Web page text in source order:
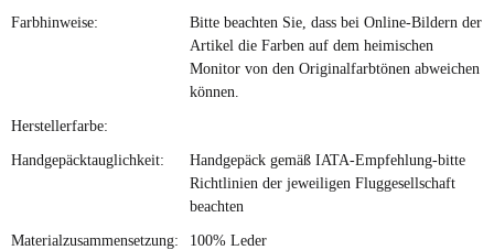
Farbhinweise:
Bitte beachten Sie, dass bei Online-Bildern der
Artikel die Farben auf dem heimischen
Monitor von den Originalfarbtönen abweichen
können.
Herstellerfarbe:
Handgepäcktauglichkeit:
Handgepäck gemäß IATA-Empfehlung-bitte
Richtlinien der jeweiligen Fluggesellschaft
beachten
Materialzusammensetzung: 100% Leder